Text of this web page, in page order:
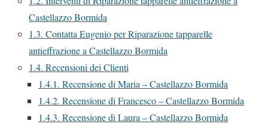
Castellazzo Bormida
1.3. Contatta Eugenio per Riparazione tapparelle
antieffrazione a Castellazzo Bormida
1.4. Recensioni dei Clienti
1.4.1. Recensione di Maria – Castellazzo Bormida
1.4.2. Recensione di Francesco – Castellazzo Bormida
1.4.3. Recensione di Laura – Castellazzo Bormida